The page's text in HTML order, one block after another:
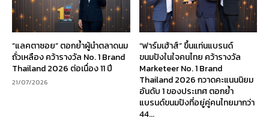
“แลคตาซอย” ตอกย้ำผู้นำตลาดนม
ถั่วเหลือง คว้ารางวัล No. 1 Brand
Thailand 2026 ต่อเนื่อง 11 ปี
21/07/2026
“ฟาร์มเฮ้าส์” ขึ้นแท่นแบรนด์
ขนมปังในใจคนไทย คว้ารางวัล
Marketeer No. 1 Brand
Thailand 2026 กวาดคะแนนนิยม
อันดับ 1 ของประเทศ ตอกย้ำ
แบรนด์ขนมปังที่อยู่คู่คนไทยมากว่า
44...